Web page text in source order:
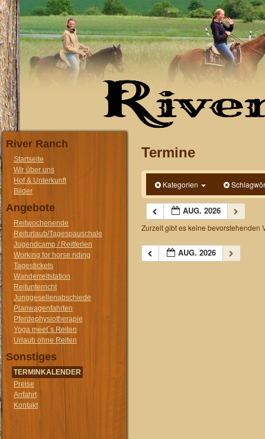
River Ranch
Startseite
Wir über uns
Hof & Unterkunft
Bilder
Angebote
Reitwochenende
Reiturlaub/Tagespauschale
Jugendcamp / Reitferien
Working for horse riding
Tagestickets
Wanderreitstation
Reitunterricht
Junggesellenabschiede
Planwagenfahrten
Pferdephysiotherapie
Yoga meet´s Reiten
Urlaub ohne Reiten
Sonstiges
TERMINKALENDER
Preise
Anfahrt
Kontakt
Termine
Kategorien
AUG. 2026
Zurzeit gibt es keine bevorstehenden
AUG. 2026